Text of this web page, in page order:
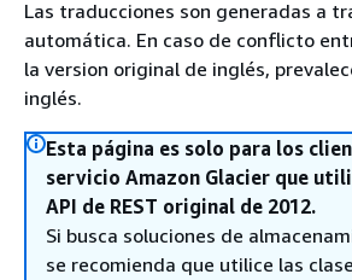
Las traducciones son generadas a
automática. En caso de conflicto
la version original de inglés,
inglés.
Esta página es solo para los
servicio Amazon Glacier que
API de REST original de 2012.
Si busca soluciones de
se recomienda que utilice las